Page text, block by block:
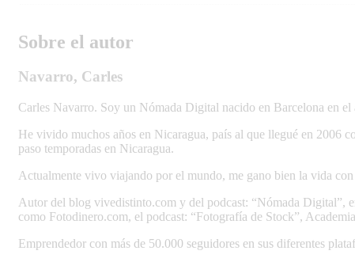
Sobre el autor
Navarro, Carles
Carles Navarro. Soy un Nómada Digital nacido en Barcelona en el
He vivido muchos años en Nicaragua, país al que llegué en 2006
paso temporadas en Nicaragua.
Actualmente vivo viajando por el mundo, me gano bien la vida
Autor del blog vivedistinto.com y del podcast: “Nómada Digital”,
como Fotodinero.com, el podcast: “Fotografía de Stock”,
Emprendedor con más de 50.000 seguidores en sus diferentes